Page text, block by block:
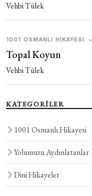
Vehbi Tülek
1001 OSMANLI HIKAYESI •
Topal Koyun
Vehbi Tülek
KATEGORİLER
1001 Osmanlı Hikayesi
Yolumuzu Aydınlatanlar
Dini Hikayeler